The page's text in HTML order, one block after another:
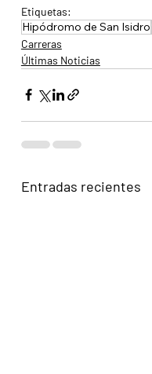
Etiquetas:
Hipódromo de San Isidro
Carreras
Últimas Noticias
Entradas recientes